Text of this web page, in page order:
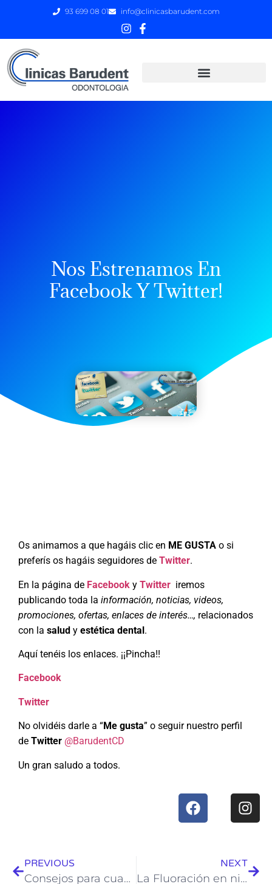
93 699 08 01 info@clinicasbarudent.com
Nos Estrenamos En
Facebook Y Twitter!
Os animamos a que hagáis clic en ME GUSTA o si
preferís os hagáis seguidores de Twitter.
En la página de Facebook y Twitter iremos
publicando toda la información, noticias, videos,
promociones, ofertas, enlaces de interés…, relacionados
con la salud y estética dental.
Aquí tenéis los enlaces. ¡¡Pincha!!
Facebook
Twitter
No olvidéis darle a “Me gusta” o seguir nuestro perfil
de Twitter @BarudentCD
Un gran saludo a todos.
PREVIOUS
Consejos para cuando estás de viaje
NEXT
La Fluoración en niños